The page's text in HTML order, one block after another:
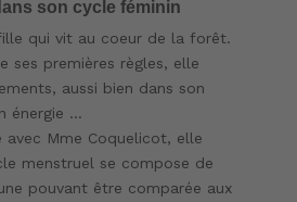
son cycle féminin
qui vit au coeur de la forêt.
ses premières règles, elle
aussi bien dans son
énergie …
avec Mme Coquelicot, elle
menstruel se compose de
pouvant être comparée aux